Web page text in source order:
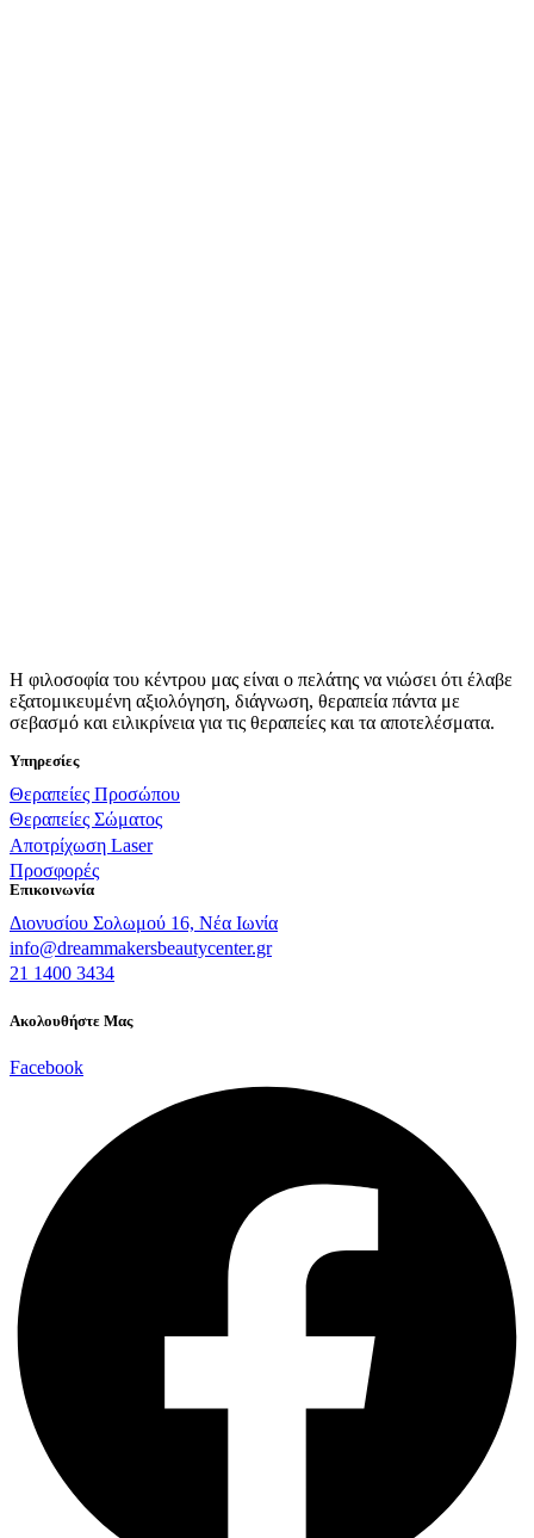
Η φιλοσοφία του κέντρου μας είναι ο πελάτης να νιώσει ότι έλαβε
εξατομικευμένη αξιολόγηση, διάγνωση, θεραπεία πάντα με
σεβασμό και ειλικρίνεια για τις θεραπείες και τα αποτελέσματα.
Υπηρεσίες
Θεραπείες Προσώπου
Θεραπείες Σώματος
Αποτρίχωση Laser
Προσφορές
Επικοινωνία
Διονυσίου Σολωμού 16, Νέα Ιωνία
info@dreammakersbeautycenter.gr
21 1400 3434
Ακολουθήστε Μας
Facebook